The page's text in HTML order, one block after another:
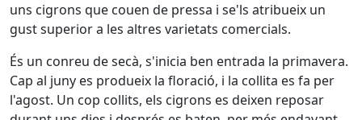
uns cigrons que couen de pressa i se'ls atribueix un
gust superior a les altres varietats comercials.
És un conreu de secà, s'inicia ben entrada la primavera.
Cap al juny es produeix la floració, i la collita es fa per
l'agost. Un cop collits, els cigrons es deixen reposar